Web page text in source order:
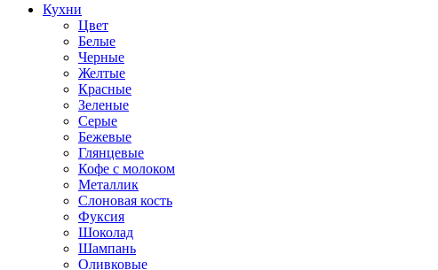
Кухни
Цвет
Белые
Черные
Желтые
Красные
Зеленые
Серые
Бежевые
Глянцевые
Кофе с молоком
Металлик
Слоновая кость
Фуксия
Шоколад
Шампань
Оливковые